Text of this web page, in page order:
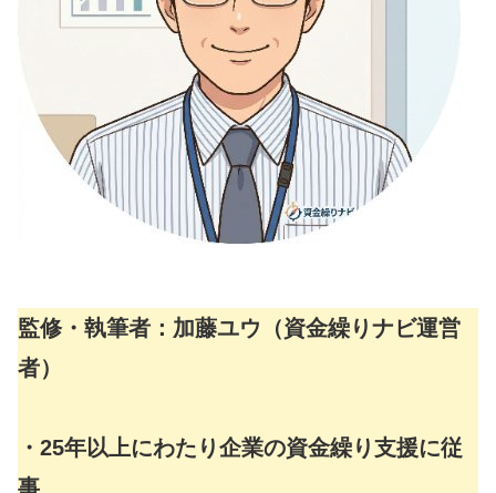
監修・執筆者：加藤ユウ（資金繰りナビ運営
者）
・25年以上にわたり企業の資金繰り支援に従
事